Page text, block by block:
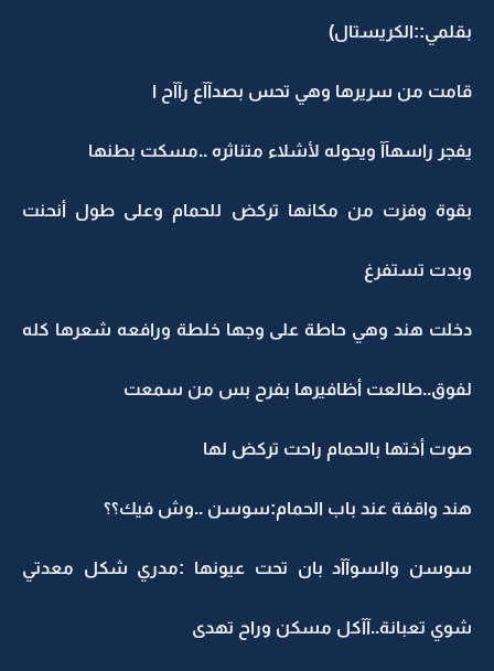
بقلمي::الكريستال)
قامت من سريرها وهي تحس بصدآآع رآآح ا
يفجر راسهآآ ويحوله لأشلاء متناثره ..مسكت بطنها
بقوة وفزت من مكانها تركض للحمام وعلى طول أنحنت
وبدت تستفرغ
دخلت هند وهي حاطة على وجها خلطة ورافعه شعرها كله
لفوق..طالعت أظافيرها بفرح بس من سمعت
صوت أختها بالحمام راحت تركض لها
هند واقفة عند باب الحمام:سوسن ..وش فيك؟؟
سوسن والسوآآد بان تحت عيونها :مدري شكل معدتي
شوي تعبانة..آآكل مسكن وراح تهدى